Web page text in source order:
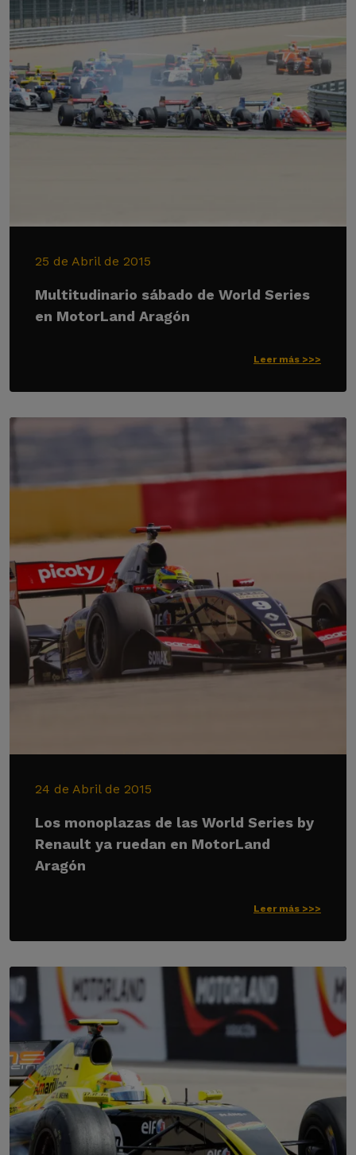
25 de Abril de 2015
Multitudinario sábado de World Series
en MotorLand Aragón
Leer más >>>
24 de Abril de 2015
Los monoplazas de las World Series by
Renault ya ruedan en MotorLand
Aragón
Leer más >>>